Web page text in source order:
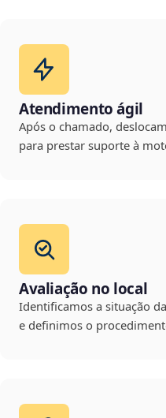
Atendimento ágil
Após o chamado,
para prestar suporte à
Avaliação no local
Identificamos a situação
e definimos o